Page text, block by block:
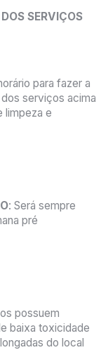
SERVIÇOS
para fazer a
serviços acima
limpeza e
: Será sempre
pré
possuem
baixa toxicidade
do local